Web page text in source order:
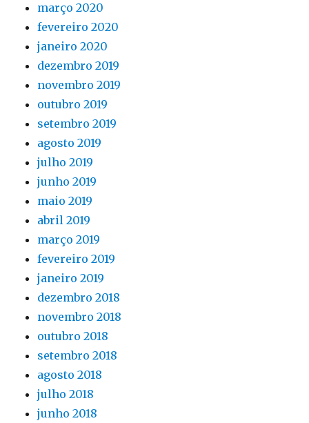
março 2020
fevereiro 2020
janeiro 2020
dezembro 2019
novembro 2019
outubro 2019
setembro 2019
agosto 2019
julho 2019
junho 2019
maio 2019
abril 2019
março 2019
fevereiro 2019
janeiro 2019
dezembro 2018
novembro 2018
outubro 2018
setembro 2018
agosto 2018
julho 2018
junho 2018